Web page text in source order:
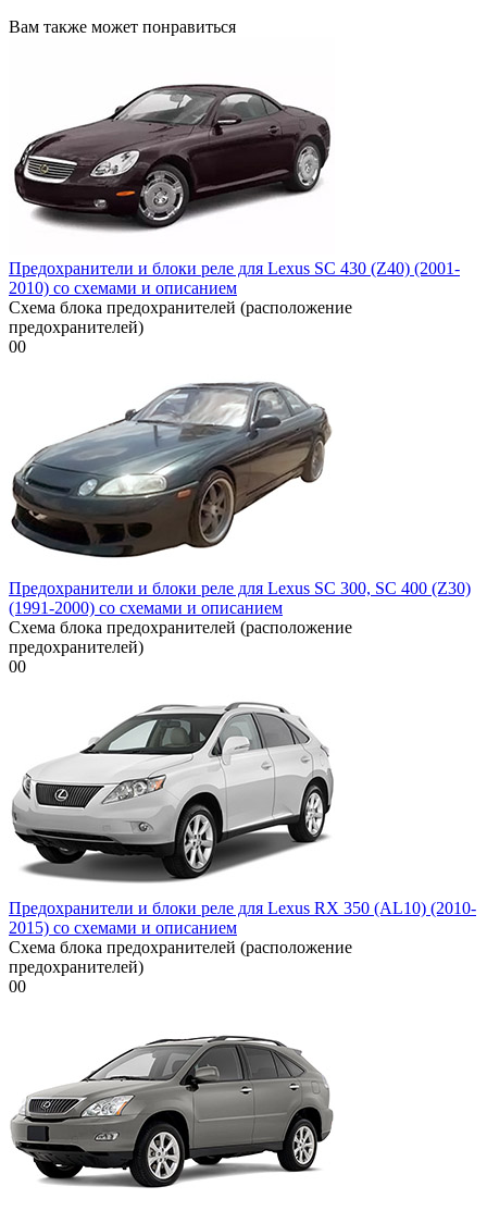
Вам также может понравиться
Предохранители и блоки реле для Lexus SC 430 (Z40) (2001-
2010) со схемами и описанием
Схема блока предохранителей (расположение
предохранителей)
00
Предохранители и блоки реле для Lexus SC 300, SC 400 (Z30)
(1991-2000) со схемами и описанием
Схема блока предохранителей (расположение
предохранителей)
00
Предохранители и блоки реле для Lexus RX 350 (AL10) (2010-
2015) со схемами и описанием
Схема блока предохранителей (расположение
предохранителей)
00